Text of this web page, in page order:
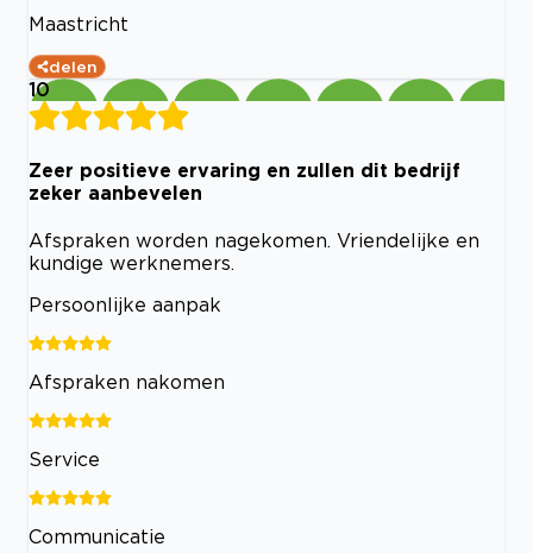
Maastricht
delen
10
Zeer positieve ervaring en zullen dit bedrijf
zeker aanbevelen
Afspraken worden nagekomen. Vriendelijke en
kundige werknemers.
Persoonlijke aanpak
Afspraken nakomen
Service
Communicatie